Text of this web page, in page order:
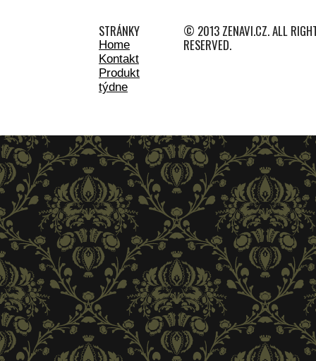
STRÁNKY
Home
Kontakt
Produkt
týdne
© 2013 ZENAVI.CZ. ALL
RESERVED.